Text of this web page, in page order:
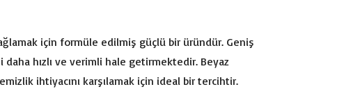
için formüle edilmiş güçlü bir üründür. Geniş
hızlı ve verimli hale getirmektedir. Beyaz
ihtiyacını karşılamak için ideal bir tercihtir.